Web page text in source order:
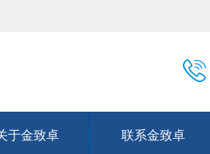
于金致卓 联系金致卓